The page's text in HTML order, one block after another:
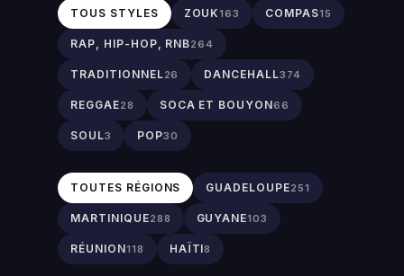
TOUS STYLES ZOUK163 COMPAS15
RAP, HIP-HOP, RNB264
TRADITIONNEL26 DANCEHALL374
REGGAE28 SOCA ET BOUYON66
SOUL3 POP30
TOUTES RÉGIONS GUADELOUPE251
MARTINIQUE288 GUYANE103
RÉUNION118 HAÏTI8